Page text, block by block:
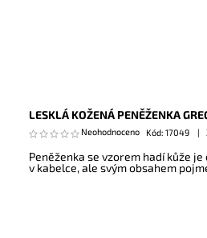
LESKLÁ KOŽENÁ PENĚŽENKA
Neohodnoceno Kód: 17049
Peněženka se vzorem hadí kůže
v kabelce, ale svým obsahem